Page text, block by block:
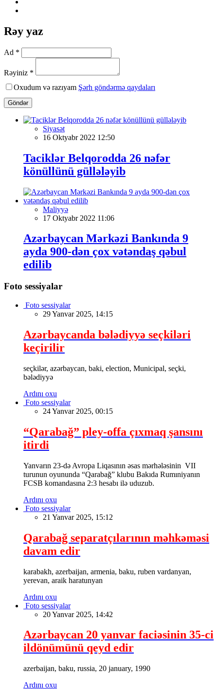
Rəy yaz
Ad *
Rəyiniz *
Oxudum və razıyam Şərh göndərmə qaydaları
Göndər
Siyasət
16 Oktyabr 2022 12:50
Taciklər Belqorodda 26 nəfər
könüllünü güllələyib
Maliyyə
17 Oktyabr 2022 11:06
Azərbaycan Mərkəzi Bankında 9
ayda 900-dən çox vətəndaş qəbul
edilib
Foto sessiyalar
Foto sessiyalar
29 Yanvar 2025, 14:15
Azərbaycanda bələdiyyə seçkiləri
keçirilir
seçkilər, azərbaycan, baki, election, Municipal, seçki,
bələdiyyə
Ardını oxu
Foto sessiyalar
24 Yanvar 2025, 00:15
“Qarabağ” pley-offa çıxmaq şansını
itirdi
Yanvarın 23-də Avropa Liqasının əsas mərhələsinin VII
turunun oyununda “Qarabağ” klubu Bakıda Rumıniyanın
FCSB komandasına 2:3 hesabı ilə uduzub.
Ardını oxu
Foto sessiyalar
21 Yanvar 2025, 15:12
Qarabağ separatçılarının məhkəməsi
davam edir
karabakh, azerbaijan, armenia, baku, ruben vardanyan,
yerevan, araik haratunyan
Ardını oxu
Foto sessiyalar
20 Yanvar 2025, 14:42
Azərbaycan 20 yanvar faciəsinin 35-ci
ildönümünü qeyd edir
azerbaijan, baku, russia, 20 january, 1990
Ardını oxu